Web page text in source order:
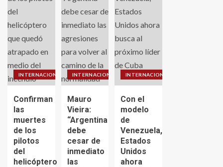
INTERNACIONALES
Confirman
las
muertes
de los
pilotos
del
helicóptero
INTERNACIONALES
Mauro
Vieira:
“Argentina
debe
cesar de
inmediato
las
INTERNACIONALES
Con el
modelo
de
Venezuela,
Estados
Unidos
ahora